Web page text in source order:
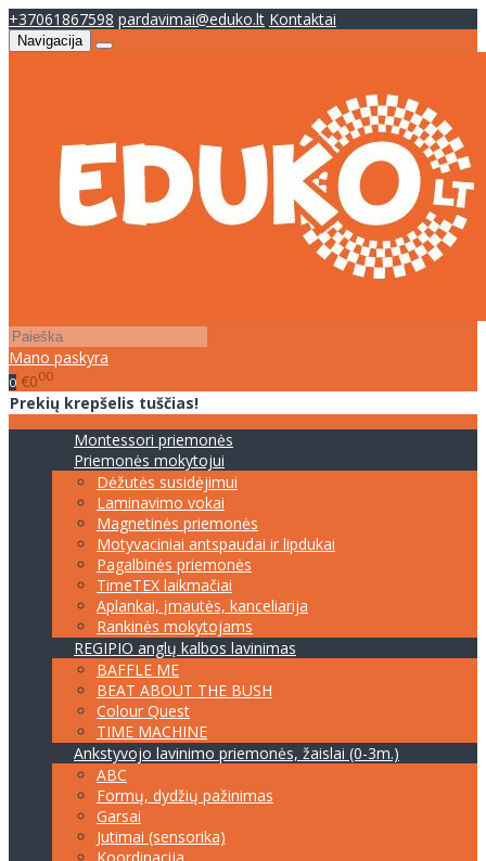
+37061867598 pardavimai@eduko.lt Kontaktai
Navigacija
Mano paskyra
0 €000
Prekių krepšelis tuščias!
Montessori priemonės
Priemonės mokytojui
Dėžutės susidėjimui
Laminavimo vokai
Magnetinės priemonės
Motyvaciniai antspaudai ir lipdukai
Pagalbinės priemonės
TimeTEX laikmačiai
Aplankai, įmautės, kanceliarija
Rankinės mokytojams
REGIPIO anglų kalbos lavinimas
BAFFLE ME
BEAT ABOUT THE BUSH
Colour Quest
TIME MACHINE
Ankstyvojo lavinimo priemonės, žaislai (0-3m.)
ABC
Formų, dydžių pažinimas
Garsai
Jutimai (sensorika)
Koordinacija